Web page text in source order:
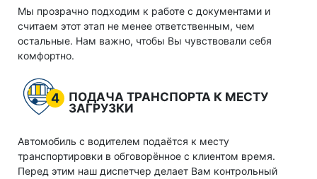
Мы прозрачно подходим к работе с документами и
считаем этот этап не менее ответственным, чем
остальные. Нам важно, чтобы Вы чувствовали себя
комфортно.
4
ПОДАЧА ТРАНСПОРТА К МЕСТУ
ЗАГРУЗКИ
Автомобиль с водителем подаётся к месту
транспортировки в обговорённое с клиентом время.
Перед этим наш диспетчер делает Вам контрольный